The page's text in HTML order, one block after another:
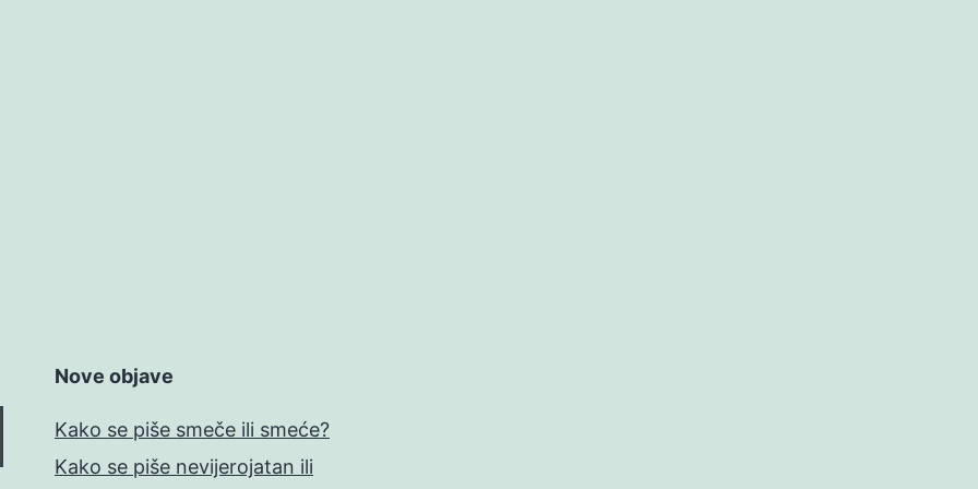
Nove objave
Kako se piše smeče ili smeće?
Kako se piše nevijerojatan ili